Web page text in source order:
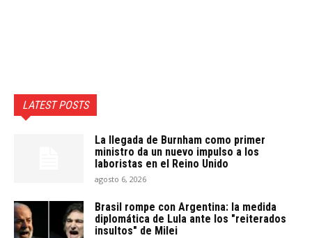
LATEST POSTS
La llegada de Burnham como primer
ministro da un nuevo impulso a los
laboristas en el Reino Unido
agosto 6, 2026
Brasil rompe con Argentina: la medida
diplomática de Lula ante los "reiterados
insultos" de Milei